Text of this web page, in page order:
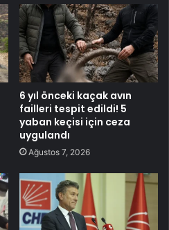
6 yıl önceki kaçak avın
failleri tespit edildi! 5
yaban keçisi için ceza
uygulandı
Ağustos 7, 2026